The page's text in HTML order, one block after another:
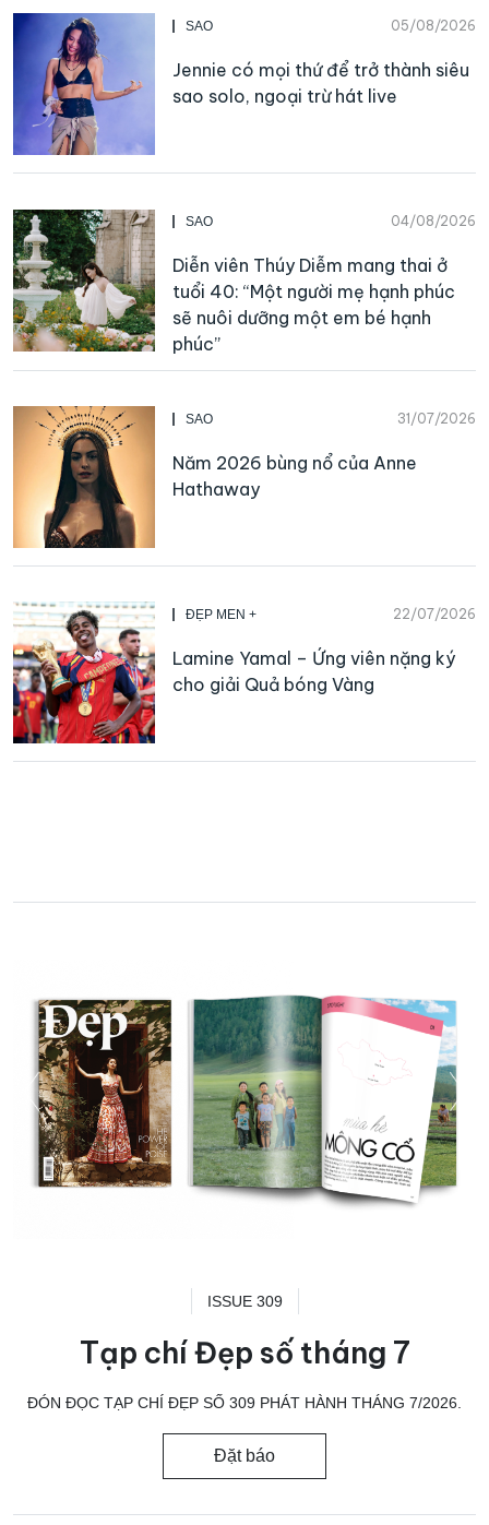
SAO 05/08/2026
Jennie có mọi thứ để trở thành siêu
sao solo, ngoại trừ hát live
SAO 04/08/2026
Diễn viên Thúy Diễm mang thai ở
tuổi 40: “Một người mẹ hạnh phúc
sẽ nuôi dưỡng một em bé hạnh
phúc”
SAO 31/07/2026
Năm 2026 bùng nổ của Anne
Hathaway
ĐẸP MEN + 22/07/2026
Lamine Yamal – Ứng viên nặng ký
cho giải Quả bóng Vàng
ISSUE 309
Tạp chí Đẹp số tháng 7
ĐÓN ĐỌC TẠP CHÍ ĐẸP SỐ 309 PHÁT HÀNH THÁNG 7/2026.
Đặt báo